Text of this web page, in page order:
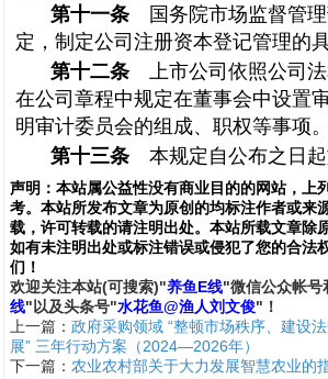
第十一条 国务院市场监督管
定，制定公司注册资本登记管理的
第十二条 上市公司依照公司法
在公司章程中规定在董事会中设置
明审计委员会的组成、职权等事项。
第十三条 本规定自公布之日起
声明： 本站属公益性没有商业目的的网站，上
考。本站所发布文章为原创的均标注作者或来
载，许可转载的请注明出处。本站所载文章除
如有未注明出处或标注错误或侵犯了您的合法
们 ！
欢迎关注本站(可搜索)"养鱼E线"微信公众帐号
线" 以及头条号"水花鱼@渔人刘文俊"！
上一篇： 政府采购领域 “整顿市场秩序、建设
展” 三年行动方案（2024—2026年）
下一篇： 农业农村部关于大力发展智慧农业的